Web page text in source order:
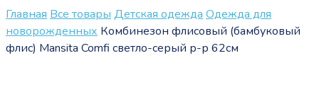
Главная Все товары Детская одежда Одежда для
новорожденных Комбинезон флисовый (бамбуковый
флис) Mansita Comfi светло-серый р-р 62см